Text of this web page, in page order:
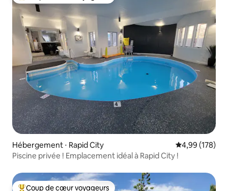
Hébergement ⋅ Rapid City Évaluation
4,99 (178)
Piscine privée ! Emplacement idéal à Rapid City !
Coup de cœur voyageurs